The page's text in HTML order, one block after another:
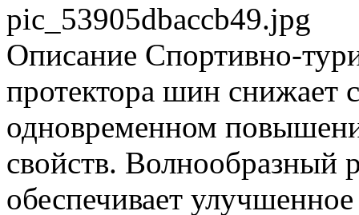
pic_53905dbaccb49.jpg
Описание Спортивно-
протектора шин снижает
одновременном
свойств. Волнообразный
обеспечивает